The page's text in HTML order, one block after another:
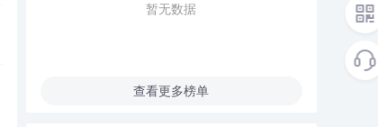
暂无数据
查看更多榜单